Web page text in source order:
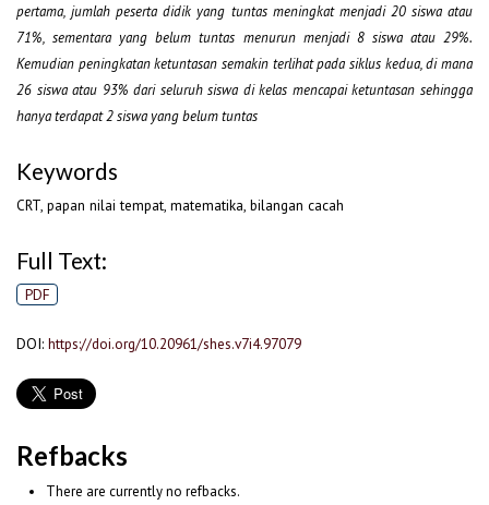
pertama, jumlah peserta didik yang tuntas meningkat menjadi 20 siswa atau
71%, sementara yang belum tuntas menurun menjadi 8 siswa atau 29%.
Kemudian peningkatan ketuntasan semakin terlihat pada siklus kedua, di mana
26 siswa atau 93% dari seluruh siswa di kelas mencapai ketuntasan sehingga
hanya terdapat 2 siswa yang belum tuntas
Keywords
CRT, papan nilai tempat, matematika, bilangan cacah
Full Text:
PDF
DOI: https://doi.org/10.20961/shes.v7i4.97079
Refbacks
There are currently no refbacks.